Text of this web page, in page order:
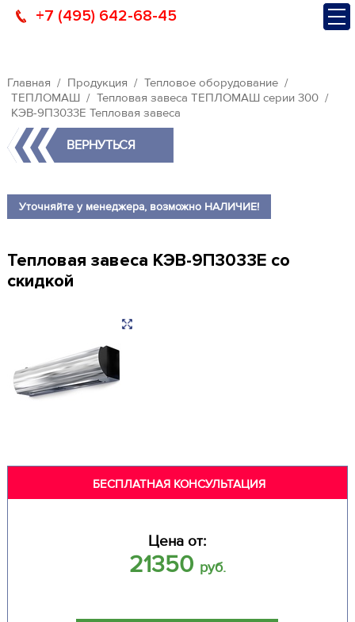
+7 (495) 642-68-45
Главная Продукция
Тепловое оборудование
ТЕПЛОМАШ
Тепловая завеса ТЕПЛОМАШ серии 300
КЭВ-9П3033Е Тепловая завеса
ВЕРНУТЬСЯ
Уточняйте у менеджера, возможно НАЛИЧИЕ!
Тепловая завеса КЭВ-9П3033Е со
скидкой
БЕСПЛАТНАЯ КОНСУЛЬТАЦИЯ
Цена от:
21350 руб.